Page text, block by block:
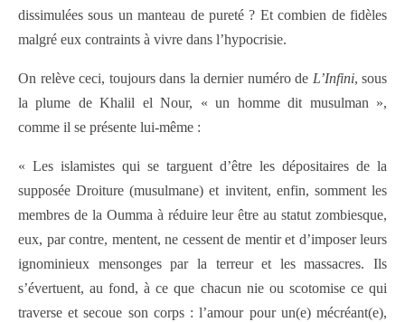
dissimulées sous un manteau de pureté ? Et combien de fidèles
malgré eux contraints à vivre dans l’hypocrisie.
On relève ceci, toujours dans la dernier numéro de L’Infini, sous
la plume de Khalil el Nour, « un homme dit musulman »,
comme il se présente lui-même :
« Les islamistes qui se targuent d’être les dépositaires de la
supposée Droiture (musulmane) et invitent, enfin, somment les
membres de la Oumma à réduire leur être au statut zombiesque,
eux, par contre, mentent, ne cessent de mentir et d’imposer leurs
ignominieux mensonges par la terreur et les massacres. Ils
s’évertuent, au fond, à ce que chacun nie ou scotomise ce qui
traverse et secoue son corps : l’amour pour un(e) mécréant(e),